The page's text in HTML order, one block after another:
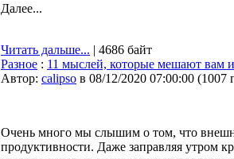
Далее...
Читать дальше... | 4686 байт
Разное : 11 мыслей, которые мешают вам
Автор: calipso в 08/12/2020 07:00:00 (1007
Очень много мы слышим о том, что
продуктивности. Даже заправляя утром